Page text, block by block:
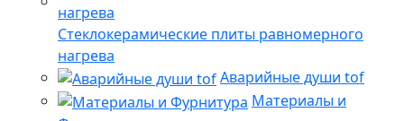
Стеклокерамические плиты равномерного
нагрева
Аварийные души tof
Материалы и